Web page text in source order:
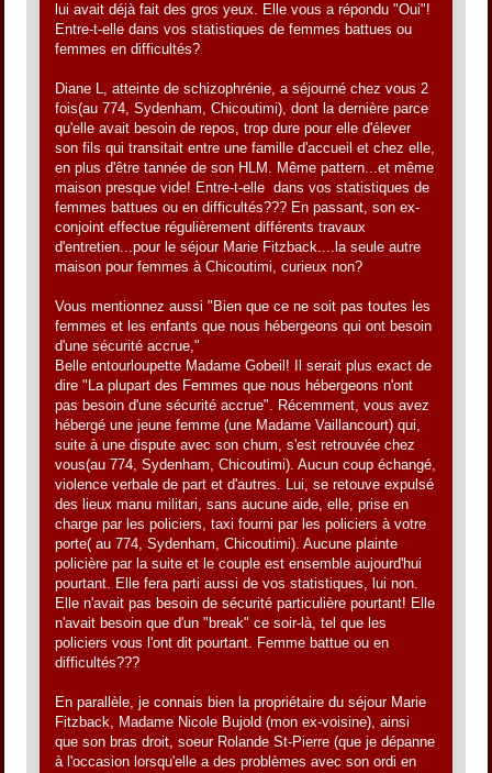
lui avait déjà fait des gros yeux. Elle vous a répondu "Oui"!
Entre-t-elle dans vos statistiques de femmes battues ou
femmes en difficultés?
Diane L, atteinte de schizophrénie, a séjourné chez vous 2
fois(au 774, Sydenham, Chicoutimi), dont la dernière parce
qu'elle avait besoin de repos, trop dure pour elle d'élever
son fils qui transitait entre une famille d'accueil et chez elle,
en plus d'être tannée de son HLM. Même pattern...et même
maison presque vide! Entre-t-elle dans vos statistiques de
femmes battues ou en difficultés??? En passant, son ex-
conjoint effectue régulièrement différents travaux
d'entretien...pour le séjour Marie Fitzback....la seule autre
maison pour femmes à Chicoutimi, curieux non?
Vous mentionnez aussi "Bien que ce ne soit pas toutes les
femmes et les enfants que nous hébergeons qui ont besoin
d'une sécurité accrue,"
Belle entourloupette Madame Gobeil! Il serait plus exact de
dire "La plupart des Femmes que nous hébergeons n'ont
pas besoin d'une sécurité accrue". Récemment, vous avez
hébergé une jeune femme (une Madame Vaillancourt) qui,
suite à une dispute avec son chum, s'est retrouvée chez
vous(au 774, Sydenham, Chicoutimi). Aucun coup échangé,
violence verbale de part et d'autres. Lui, se retouve expulsé
des lieux manu militari, sans aucune aide, elle, prise en
charge par les policiers, taxi fourni par les policiers à votre
porte( au 774, Sydenham, Chicoutimi). Aucune plainte
policière par la suite et le couple est ensemble aujourd'hui
pourtant. Elle fera parti aussi de vos statistiques, lui non.
Elle n'avait pas besoin de sécurité particulière pourtant! Elle
n'avait besoin que d'un "break" ce soir-là, tel que les
policiers vous l'ont dit pourtant. Femme battue ou en
difficultés???
En parallèle, je connais bien la propriétaire du séjour Marie
Fitzback, Madame Nicole Bujold (mon ex-voisine), ainsi
que son bras droit, soeur Rolande St-Pierre (que je dépanne
à l'occasion lorsqu'elle a des problèmes avec son ordi en